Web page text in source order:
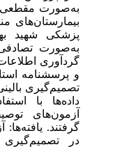
بیمارستان‌های
پزشکی شهید
به‌صورت تصادفی
گردآوری
و پرسشنامه
آزمون‌های
گرفتند.
در تصمیم‌گیری